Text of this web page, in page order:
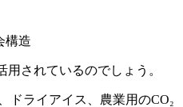
構造
されているのでしょう。
ドライアイス、農業用のCO₂